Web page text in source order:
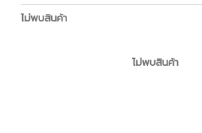
ไม่พบสินค้า
ไม่พบสินค้า